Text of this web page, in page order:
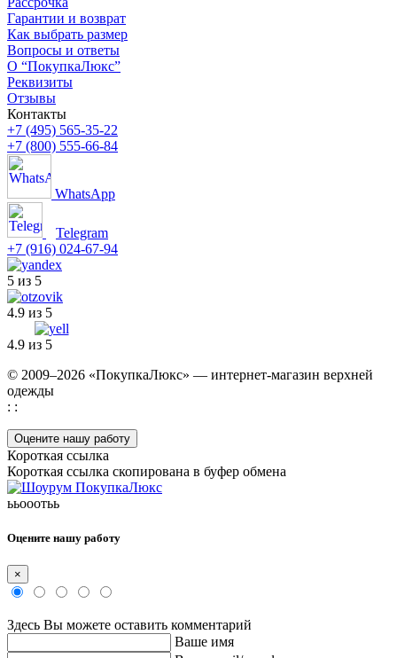
Гарантии и возврат
Как выбрать размер
Вопросы и ответы
О “ПокупкаЛюкс”
Реквизиты
Отзывы
Контакты
+7 (495) 565-35-22
+7 (800) 555-66-84
WhatsApp
Telegram
+7 (916) 024-67-94
5 из 5
4.9 из 5
4.9 из 5
© 2009–2026 «ПокупкаЛюкс» — интернет-магазин верхней
одежды
: :
Оцените нашу работу
Короткая ссылка
Короткая ссылка скопирована в буфер обмена
ььооотьь
Оцените нашу работу
×
Здесь Вы можете оставить комментарий
Ваше имя